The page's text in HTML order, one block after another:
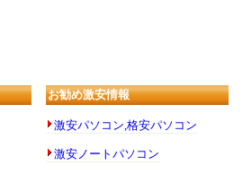
お勧め激安情報
激安パソコン,格安パソコン
激安ノートパソコン